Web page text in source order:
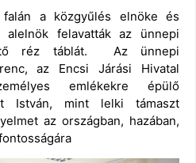
a közgyűlés elnöke és
alelnök felavatták az ünnepi
réz táblát. Az ünnepi
az Encsi Járási Hivatal
emlékekre épülő
István, mint lelki támaszt
az országban, hazában,